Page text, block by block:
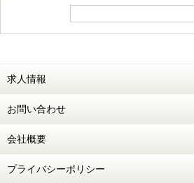
求人情報
お問い合わせ
会社概要
プライバシーポリシー